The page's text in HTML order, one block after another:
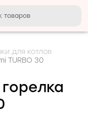
для котлов
TURBO 30